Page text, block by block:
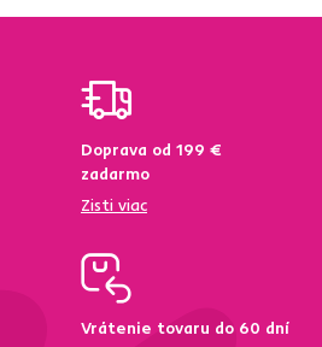
Doprava od 199 €
zadarmo
Zisti viac
Vrátenie tovaru do 60 dní